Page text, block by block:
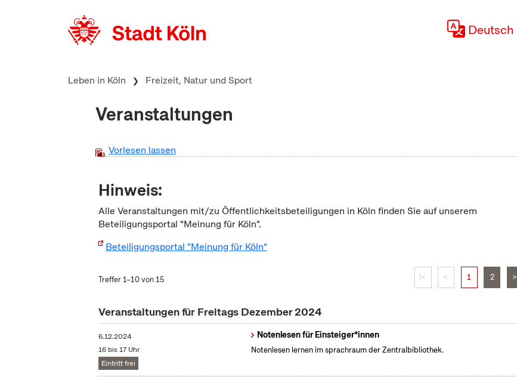
Deutsch
Leben in Köln Freizeit, Natur und Sport
Veranstaltungen
Vorlesen lassen
Hinweis:
Alle Veranstaltungen mit/zu Öffentlichkeitsbeteiligungen in Köln finden Sie auf unserem
Beteiligungsportal "Meinung für Köln".
Beteiligungsportal "Meinung für Köln"
Treffer 1–10 von 15 |< < 1 2 >
Veranstaltungen für Freitags Dezember 2024
6.12.2024
16 bis 17 Uhr
Eintritt frei
Notenlesen für Einsteiger*innen
Notenlesen lernen im sprachraum der Zentralbibliothek.